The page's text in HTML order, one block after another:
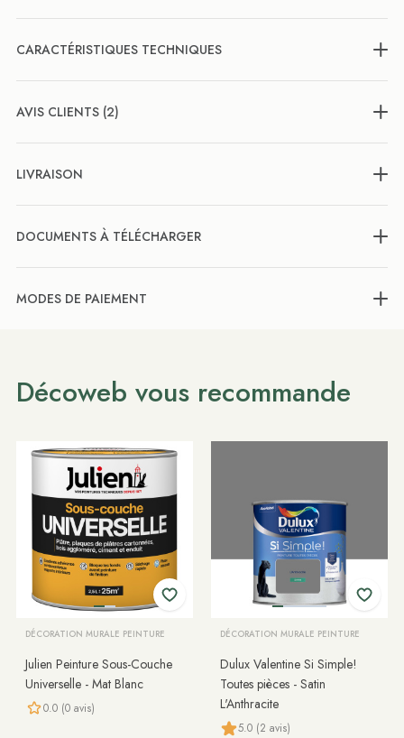
CARACTÉRISTIQUES TECHNIQUES
AVIS CLIENTS (2)
LIVRAISON
DOCUMENTS À TÉLÉCHARGER
MODES DE PAIEMENT
Décoweb vous recommande
DÉCORATION MURALE PEINTURE
Julien Peinture Sous-Couche
Universelle - Mat Blanc
0.0 (0 avis)
DÉCORATION MURALE PEINTURE
Dulux Valentine Si Simple!
Toutes pièces - Satin
L'Anthracite
5.0 (2 avis)